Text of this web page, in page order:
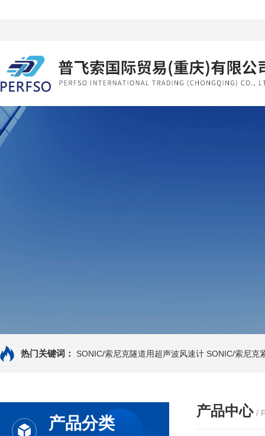
热门关键词： SONIC/索尼克隧道用超声波风速计 SONIC/索尼克
产品分类
产品中心 /